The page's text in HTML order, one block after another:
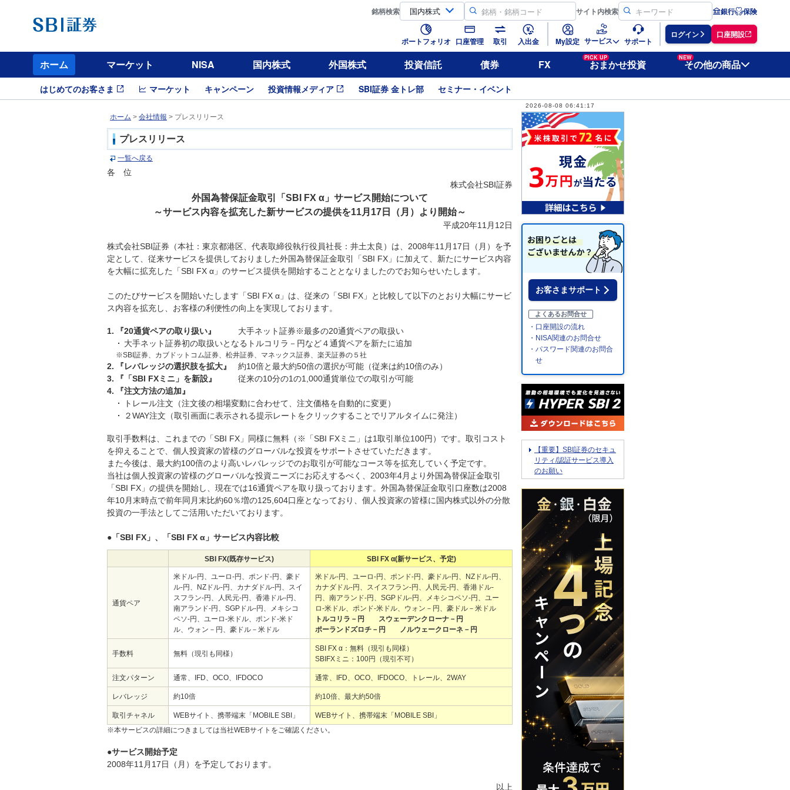
銘柄検索 サイト内検索 銀行 保険
ポートフォリオ 口座管理 取引 入出金 My設定 サービス サポート
ログイン 口座開設
ホーム マーケット NISA 国内株式 外国株式 投資信託 債券 FX
PICK UP
おまかせ投資
NEW
その他の商品
はじめてのお客さま マーケット キャンペーン 投資情報メディア SBI証券 金トレ部 セミナー・イベント
2026-08-08 06:41:17
ホーム > 会社情報 > プレスリリース
プレスリリース
一覧へ戻る
各 位
株式会社SBI証券
外国為替保証金取引「SBI FX α」サービス開始について
～サービス内容を拡充した新サービスの提供を11月17日（月）より開始～
平成20年11月12日
株式会社SBI証券（本社：東京都港区、代表取締役執行役員社長：井土太良）は、2008年11月17日（月）を予
定として、従来サービスを提供しておりました外国為替保証金取引「SBI FX」に加えて、新たにサービス内容
を大幅に拡充した「SBI FX α」のサービス提供を開始することとなりましたのでお知らせいたします。
このたびサービスを開始いたします「SBI FX α」は、従来の「SBI FX」と比較して以下のとおり大幅にサービ
ス内容を拡充し、お客様の利便性の向上を実現しております。
1. 『20通貨ペアの取り扱い』
大手ネット証券※最多の20通貨ペアの取扱い
大手ネット証券初の取扱いとなるトルコリラ－円など４通貨ペアを新たに追加
※SBI証券、カブドットコム証券、松井証券、マネックス証券、楽天証券の５社
2. 『レバレッジの選択肢を拡大』
約10倍と最大約50倍の選択が可能（従来は約10倍のみ）
3.
『「SBI FXミニ」を新設』
従来の10分の1の1,000通貨単位での取引が可能
4.
『注文方法の追加』
トレール注文（注文後の相場変動に合わせて、注文価格を自動的に変更）
２WAY注文（取引画面に表示される提示レートをクリックすることでリアルタイムに発注）
取引手数料は、これまでの「SBI FX」同様に無料（※「SBI FXミニ」は1取引単位100円）です。取引コスト
を抑えることで、個人投資家の皆様のグローバルな投資をサポートさせていただきます。
また今後は、最大約100倍のより高いレバレッジでのお取引が可能なコース等を拡充していく予定です。
当社は個人投資家の皆様のグローバルな投資ニーズにお応えするべく、2003年4月より外国為替保証金取引
「SBI FX」の提供を開始し、現在では16通貨ペアを取り扱っております。外国為替保証金取引口座数は2008
年10月末時点で前年同月末比約60％増の125,604口座となっており、個人投資家の皆様に国内株式以外の分散
投資の一手法としてご活用いただいております。
●「SBI FX」、「SBI FX α」サービス内容比較
SBI FX(既存サービス) SBI FX α(新サービス、予定)
通貨ペア
米ドル-円、ユーロ-円、ポンド-円、豪ド
ル-円、NZドル-円、カナダドル-円、スイ
スフラン-円、人民元-円、香港ドル-円、
南アランド-円、SGPドル-円、メキシコ
ペソ-円、ユーロ-米ドル、ポンド-米ド
ル、ウォン－円、豪ドル－米ドル
米ドル-円、ユーロ-円、ポンド-円、豪ドル-円、NZドル-円、
カナダドル-円、スイスフラン-円、人民元-円、香港ドル-
円、南アランド-円、SGPドル-円、メキシコペソ-円、ユー
ロ-米ドル、ポンド-米ドル、ウォン－円、豪ドル－米ドル
トルコリラ－円 スウェーデンクローナ－円
ポーランドズロチ－円 ノルウェークローネ－円
手数料 無料（現引も同様）
SBI FX α：無料（現引も同様）
SBIFXミニ：100円（現引不可）
注文パターン 通常、IFD、OCO、IFDOCO 通常、IFD、OCO、IFDOCO、トレール、2WAY
レバレッジ 約10倍 約10倍、最大約50倍
取引チャネル WEBサイト、携帯端末「MOBILE SBI」
WEBサイト、携帯端末「MOBILE SBI」
※本サービスの詳細につきましては当社WEBサイトをご確認ください。
●サービス開始予定
2008年11月17日（月）を予定しております。
以上
お客さまサポート
よくあるお問合せ
・口座開設の流れ
・NISA関連のお問合せ
・パスワード関連のお問合
せ
【重要】SBI証券のセキュ
リティ/認証サービス導入
のお願い